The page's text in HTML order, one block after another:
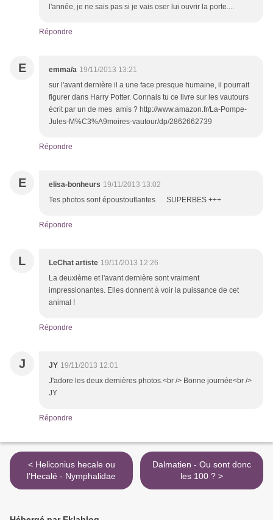
l'année, je ne sais pas si je vais oser lui ouvrir la porte....
Répondre
E emma/a 19/11/2013 13:21
sur l'avant dernière il a une face presque humaine, il pourrait
figurer dans Harry Potter. Connais tu ce livre sur les vautours
écrit par un de mes amis ? http://www.amazon.fr/La-Pompe-
Jules-M%C3%A9moires-vautour/dp/2862662739
Répondre
E elisa-bonheurs 19/11/2013 13:02
Tes photos sont époustouflantes SUPERBES +++
Répondre
L LeChat artiste 19/11/2013 12:26
La deuxième et l'avant dernière sont vraiment
impressionantes. Elles donnent à voir la puissance de cet
animal !
Répondre
J JY 19/11/2013 12:01
J'adore les deux dernières photos.<br /> Bonne journée<br />
JY
Répondre
< Heliconius hecale ou
l’Hecalé - Nymphalidae
Dalmatien - Ou sont donc
les 100 ? >